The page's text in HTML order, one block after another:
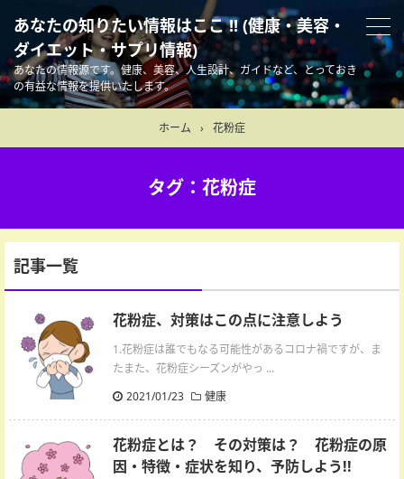
あなたの知りたい情報はここ !! (健康・美容・
ダイエット・サプリ情報)
あなたの情報源です。健康、美容、人生設計、ガイドなど、とっておき
の有益な情報を提供いたします。
ホーム › 花粉症
タグ：花粉症
記事一覧
花粉症、対策はこの点に注意しよう
1.花粉症は誰でもなる可能性があるコロナ禍ですが、ま
たまた、花粉症シーズンがやっ ...
2021/01/23
健康
花粉症とは？ その対策は？ 花粉症の原
因・特徴・症状を知り、予防しよう!!